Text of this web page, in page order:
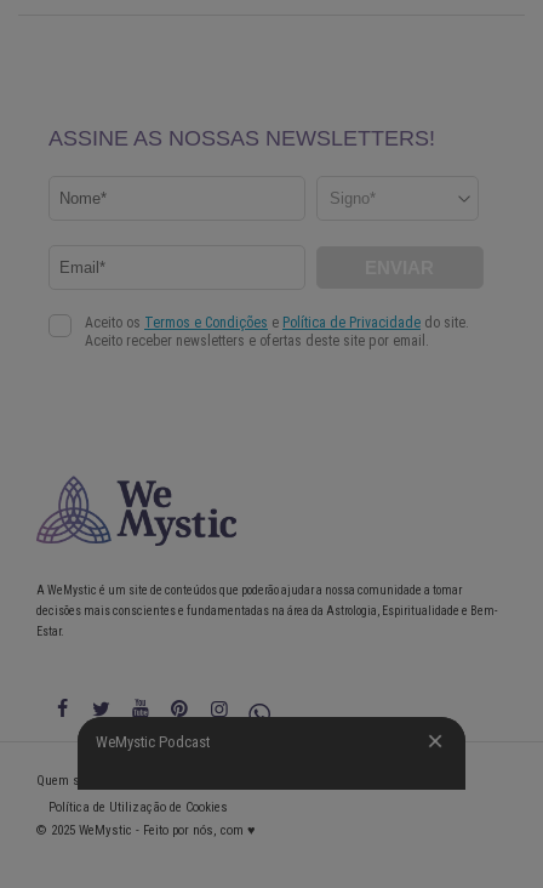
WeMystic Podcast
A WeMystic é um site de conteúdos que poderão ajudar a nossa comunidade a tomar
decisões mais conscientes e fundamentadas na área da Astrologia, Espiritualidade e Bem-
Estar.
WeMystic Podcast
Quem somos
Política de Utilização de Cookies
© 2025 WeMystic - Feito por nós, com ♥